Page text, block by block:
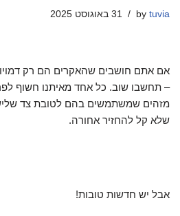
by tuvia 31 באוגוסט 2025
אם אתם חושבים שהאקרים הם רק
– תחשבו שוב. כל אחד מאיתנו חשוף
מזהים שמשתמשים בהם לטובת צד שלישי
שלא קל להחזיר אחורה.
אבל יש חדשות טובות!